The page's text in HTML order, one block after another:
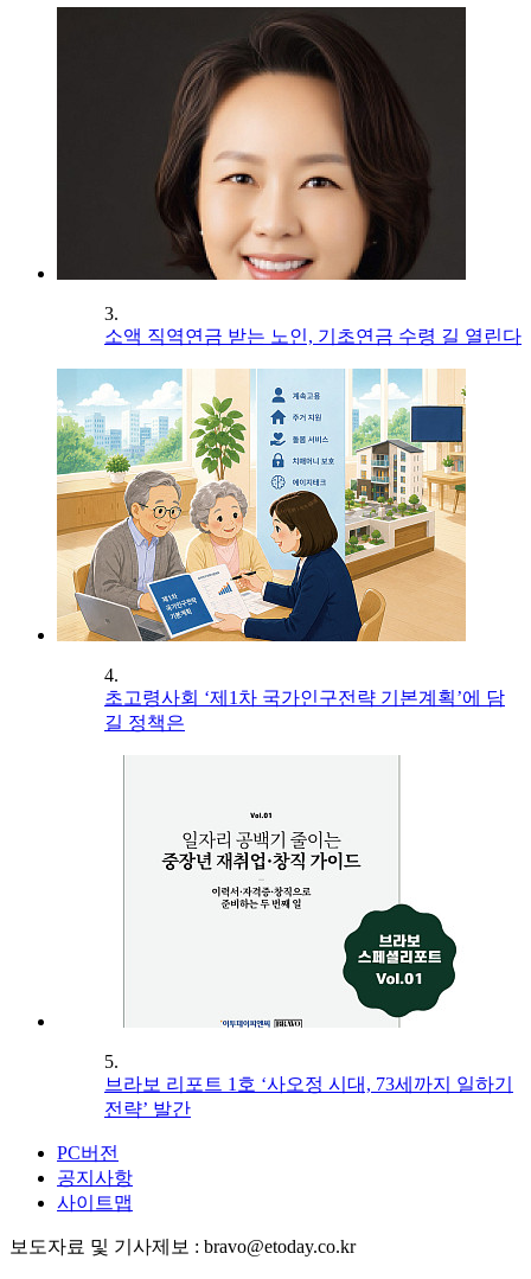
3.
소액 직역연금 받는 노인, 기초연금 수령 길 열린다
4.
초고령사회 ‘제1차 국가인구전략 기본계획’에 담
길 정책은
5.
브라보 리포트 1호 ‘사오정 시대, 73세까지 일하기
전략’ 발간
PC버전
공지사항
사이트맵
보도자료 및 기사제보 : bravo@etoday.co.kr